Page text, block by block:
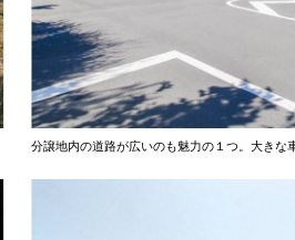
分譲地内の道路が広いのも魅力の１つ。大きな